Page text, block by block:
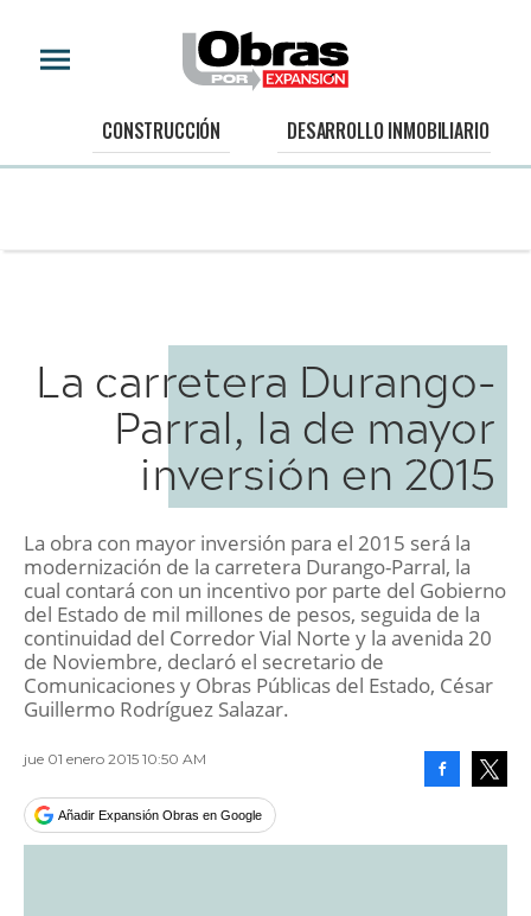
CONSTRUCCIÓN DESARROLLO INMOBILIARIO
La carretera Durango-
Parral, la de mayor
inversión en 2015
La obra con mayor inversión para el 2015 será la
modernización de la carretera Durango-Parral, la
cual contará con un incentivo por parte del Gobierno
del Estado de mil millones de pesos, seguida de la
continuidad del Corredor Vial Norte y la avenida 20
de Noviembre, declaró el secretario de
Comunicaciones y Obras Públicas del Estado, César
Guillermo Rodríguez Salazar.
jue 01 enero 2015 10:50 AM
Añadir Expansión Obras en Google